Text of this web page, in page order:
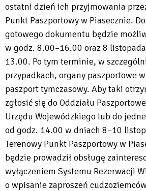
ostatni dzień ich przyjmowania
Punkt Paszportowy w Piasecznie.
gotowego dokumentu będzie
w godz. 8.00–16.00 oraz 8
13.00. Po tym terminie, w
przypadkach, organy paszportowe
paszport tymczasowy. Aby taki
zgłosić się do Oddziału
Urzędu Wojewódzkiego lub do
od godz. 14.00 w dniach 8–10
Terenowy Punkt Paszportowy w
będzie prowadził obsługę
wyłączeniem Systemu Rezerwacji
o wpisanie zaproszeń